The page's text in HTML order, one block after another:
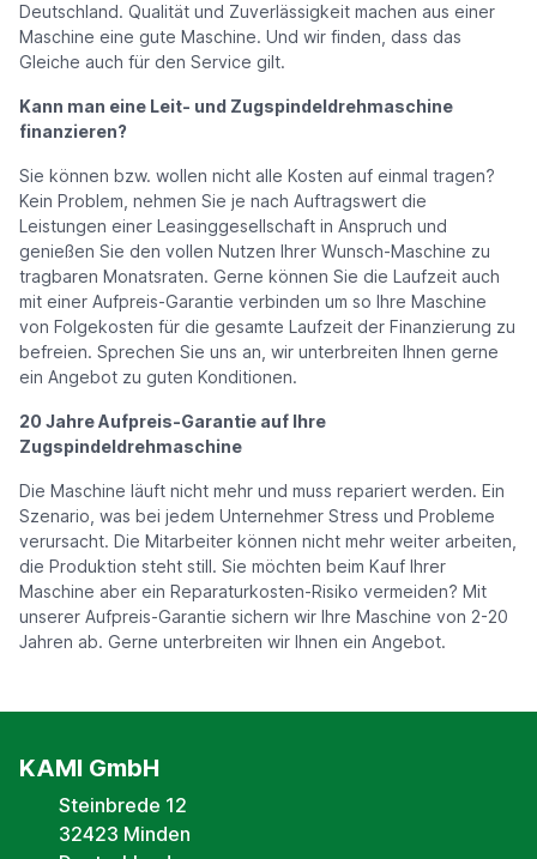
Deutschland. Qualität und Zuverlässigkeit machen aus einer
Maschine eine gute Maschine. Und wir finden, dass das
Gleiche auch für den Service gilt.
Kann man eine Leit- und Zugspindeldrehmaschine
finanzieren?
Sie können bzw. wollen nicht alle Kosten auf einmal tragen?
Kein Problem, nehmen Sie je nach Auftragswert die
Leistungen einer Leasinggesellschaft in Anspruch und
genießen Sie den vollen Nutzen Ihrer Wunsch-Maschine zu
tragbaren Monatsraten. Gerne können Sie die Laufzeit auch
mit einer Aufpreis-Garantie verbinden um so Ihre Maschine
von Folgekosten für die gesamte Laufzeit der Finanzierung zu
befreien. Sprechen Sie uns an, wir unterbreiten Ihnen gerne
ein Angebot zu guten Konditionen.
20 Jahre Aufpreis-Garantie auf Ihre
Zugspindeldrehmaschine
Die Maschine läuft nicht mehr und muss repariert werden. Ein
Szenario, was bei jedem Unternehmer Stress und Probleme
verursacht. Die Mitarbeiter können nicht mehr weiter arbeiten,
die Produktion steht still. Sie möchten beim Kauf Ihrer
Maschine aber ein Reparaturkosten-Risiko vermeiden? Mit
unserer Aufpreis-Garantie sichern wir Ihre Maschine von 2-20
Jahren ab. Gerne unterbreiten wir Ihnen ein Angebot.
KAMI GmbH
Steinbrede 12
32423 Minden